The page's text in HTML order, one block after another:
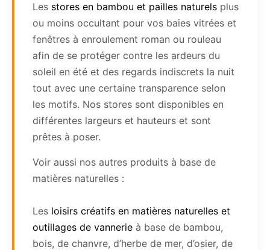
Les stores en bambou et pailles naturels plus
ou moins occultant pour vos baies vitrées et
fenêtres à enroulement roman ou rouleau
afin de se protéger contre les ardeurs du
soleil en été et des regards indiscrets la nuit
tout avec une certaine transparence selon
les motifs. Nos stores sont disponibles en
différentes largeurs et hauteurs et sont
prêtes à poser.
Voir aussi nos autres produits à base de
matières naturelles :
Les loisirs créatifs en matières naturelles et
outillages de vannerie à base de bambou,
bois, de chanvre, d’herbe de mer, d’osier, de